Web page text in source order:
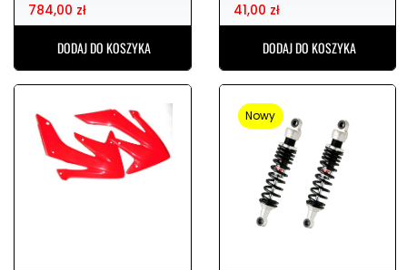
784,00 zł
DODAJ DO KOSZYKA
41,00 zł
DODAJ DO KOSZYKA
Nowy